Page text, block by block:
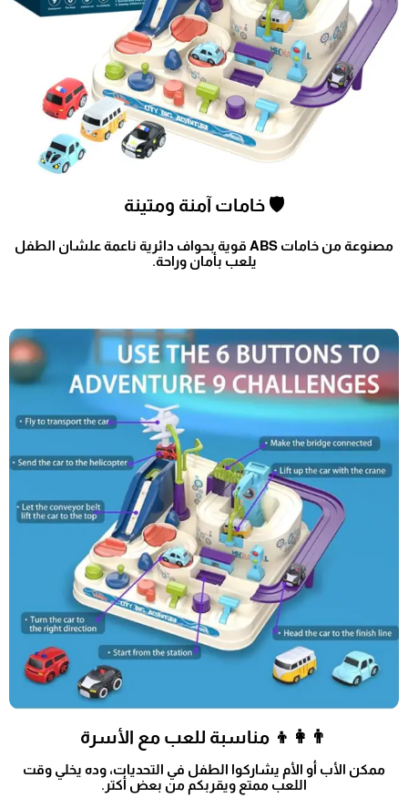
🛡️ خامات آمنة ومتينة
مصنوعة من خامات ABS قوية بحواف دائرية ناعمة علشان الطفل
يلعب بأمان وراحة.
👨‍👩‍👦 مناسبة للعب مع الأسرة
ممكن الأب أو الأم يشاركوا الطفل في التحديات، وده يخلي وقت
اللعب ممتع ويقربكم من بعض أكتر.